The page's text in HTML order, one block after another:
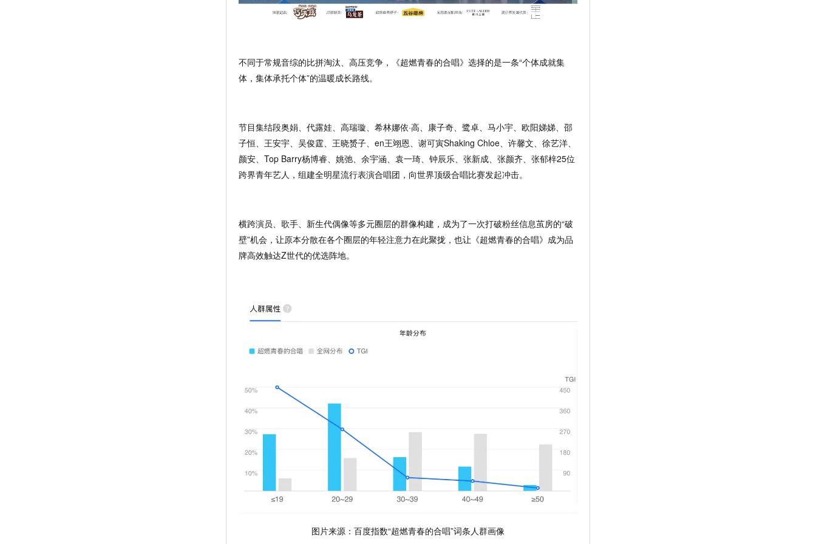
不同于常规音综的比拼淘汰、高压竞争， 《超燃青春的合唱》 选择的是一条“个体成就集
体，集体承托个体”的温暖成长路线。
节目集结段奥娟、代露娃、高瑞璇、希林娜依·高、康子奇、鹭卓、马小宇、欧阳娣娣、邵
子恒、王安宇、吴俊霆、王晓赟子、en王翊恩、谢可寅Shaking Chloe、许馨文、徐艺洋、
颜安、Top Barry杨博睿、姚弛、余宇涵、袁一琦、钟辰乐、张新成、张颜齐、张郁梓25位
跨界青年艺人，组建全明星流行表演合唱团，向世界顶级合唱比赛发起冲击。
横跨演员、歌手、新生代偶像等多元圈层的群像构建，成为了一次打破粉丝信息茧房的“破
壁”机会 ， 让原本分散在各个圈层的年轻注意力在此聚拢，也让《超燃青春的合唱》成为品
牌高效触达Z世代的优选阵地。
图片来源：百度指数“超燃青春的合唱”词条人群画像